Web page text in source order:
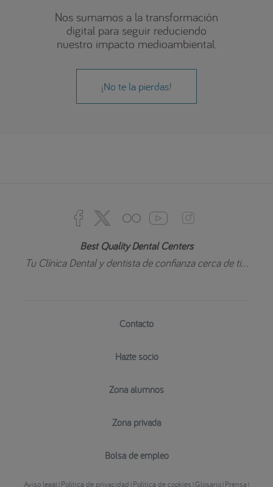
Nos sumamos a la transformación
digital para seguir reduciendo
nuestro impacto medioambiental.
¡No te la pierdas!
Best Quality Dental Centers
Tu Clínica Dental y dentista de confianza cerca de ti...
Contacto
Hazte socio
Zona alumnos
Zona privada
Bolsa de empleo
Aviso legal | Política de privacidad | Política de cookies |Glosario | Prensa |